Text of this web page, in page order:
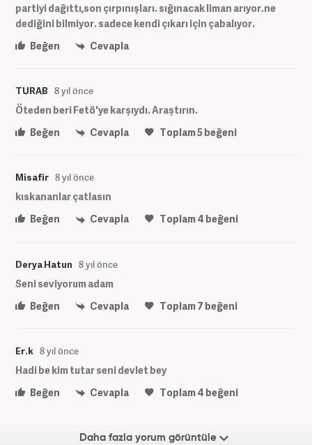
partiyi dağıttı,son çırpınışları. sığınacak liman arıyor.ne
dediğini bilmiyor. sadece kendi çıkarı için çabalıyor.
Beğen
Cevapla
TURAB 8 yıl önce
Öteden beri Fetö'ye karşıydı. Araştırın.
Beğen
Cevapla Toplam5beğeni
Misafir 8 yıl önce
kıskananlar çatlasın
Beğen
Cevapla Toplam4 beğeni
Derya Hatun 8 yıl önce
Seni seviyorum adam
Beğen
Cevapla Toplam7 beğeni
Er.k 8 yıl önce
Hadi be kim tutar seni devlet bey
Beğen
Cevapla Toplam4 beğeni
Daha fazla yorum görüntüle